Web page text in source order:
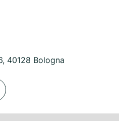
40128 Bologna